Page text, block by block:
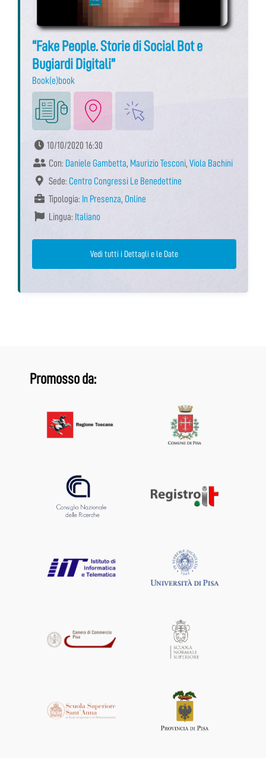
“Fake People. Storie di Social Bot e
Bugiardi Digitali”
Book(e)book
10/10/2020 16:30
Con: Daniele Gambetta, Maurizio Tesconi, Viola Bachini
Sede: Centro Congressi Le Benedettine
Tipologia: In Presenza, Online
Lingua: Italiano
Vedi tutti i Dettagli e le Date
Promosso da: